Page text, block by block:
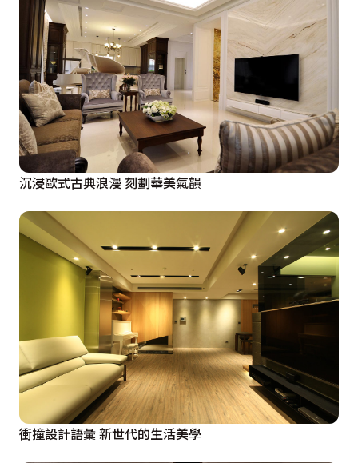
沉浸歐式古典浪漫 刻劃華美氣韻
衝撞設計語彙 新世代的生活美學